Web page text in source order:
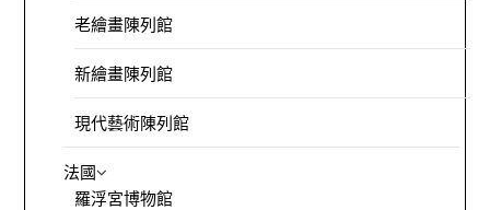
老繪畫陳列館
新繪畫陳列館
現代藝術陳列館
法國
羅浮宮博物館